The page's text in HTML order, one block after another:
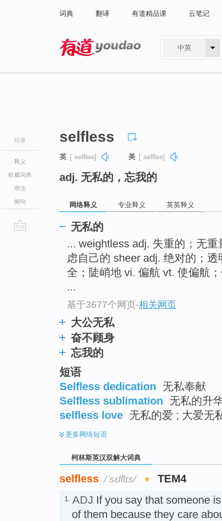
词典 翻译 有道精品课 云笔记
中英
目录
释义
权威词典
用法
例句
selfless
英 [ˈselfləs] 美 [ˈselfləs]
adj. 无私的，忘我的
网络释义 专业释义 英英释义
无私的
... weightless adj. 失重的；无
虑自己的 sheer adj. 绝对的；
全；陡峭地 vi. 偏航 vt. 使偏航
...
基于3677个网页-相关网页
大公无私
奋不顾身
忘我的
短语
Selfless dedication 无私奉献
Selfless sublimation 无私的升
selfless love 无私的爱 ; 大爱无
更多网络短语
柯林斯英汉双解大词典
selfless /ˈsɛlflɪs/ TEM4
1. ADJ If you say that someone
of them because they care